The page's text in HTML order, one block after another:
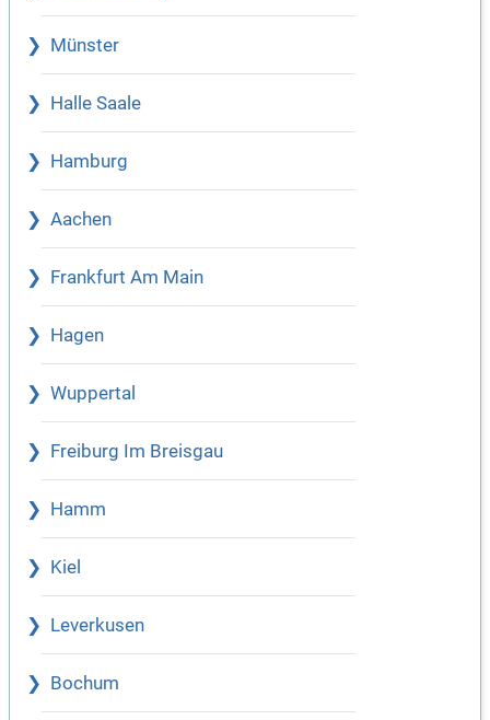
Münster
Halle Saale
Hamburg
Aachen
Frankfurt Am Main
Hagen
Wuppertal
Freiburg Im Breisgau
Hamm
Kiel
Leverkusen
Bochum